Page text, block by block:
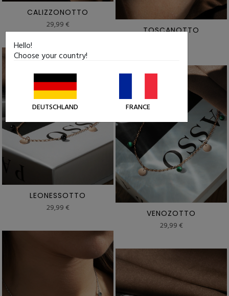
CALIZZONOTTO
29,99 € TOSCANOTTO
LEONESSOTTO
29,99 € VENOZOTTO
29,99 €
Hello!
Choose your country!
DEUTSCHLAND FRANCE